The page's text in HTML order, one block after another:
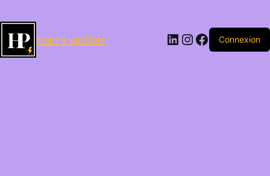
Harry potter LinkedIn
Instagram
Facebook
Connexion